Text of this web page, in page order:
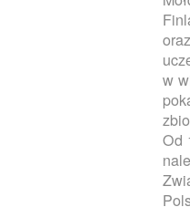
oraz
w
Od